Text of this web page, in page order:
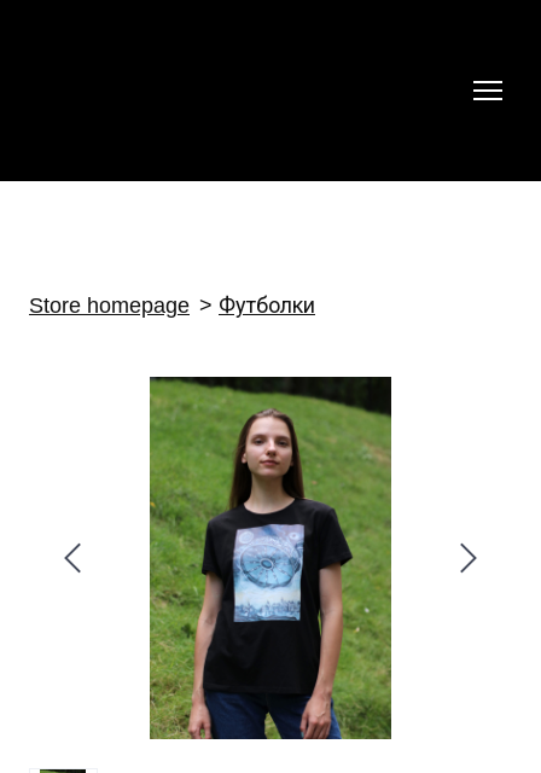
Store homepage Футболки